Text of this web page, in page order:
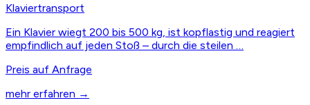
Klaviertransport
Ein Klavier wiegt 200 bis 500 kg, ist kopflastig und reagiert
empfindlich auf jeden Stoß – durch die steilen …
Preis auf Anfrage
mehr erfahren →